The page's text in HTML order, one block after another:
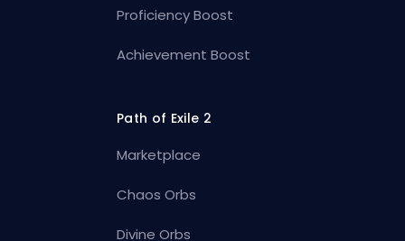
Proficiency Boost
Achievement Boost
Path of Exile 2
Marketplace
Chaos Orbs
Divine Orbs